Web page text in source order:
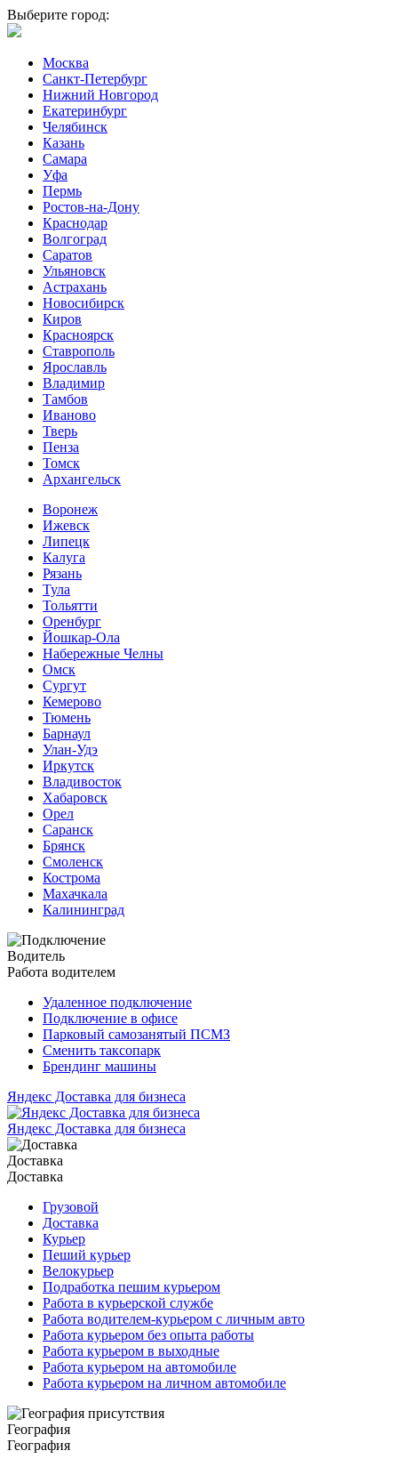
Выберите город:
Москва
Санкт-Петербург
Нижний Новгород
Екатеринбург
Челябинск
Казань
Самара
Уфа
Пермь
Ростов-на-Дону
Краснодар
Волгоград
Саратов
Ульяновск
Астрахань
Новосибирск
Киров
Красноярск
Ставрополь
Ярославль
Владимир
Тамбов
Иваново
Тверь
Пенза
Томск
Архангельск
Воронеж
Ижевск
Липецк
Калуга
Рязань
Тула
Тольятти
Оренбург
Йошкар-Ола
Набережные Челны
Омск
Сургут
Кемерово
Тюмень
Барнаул
Улан-Удэ
Иркутск
Владивосток
Хабаровск
Орел
Саранск
Брянск
Смоленск
Кострома
Махачкала
Калининград
Водитель
Работа водителем
Удаленное подключение
Подключение в офисе
Парковый самозанятый ПСМЗ
Сменить таксопарк
Брендинг машины
Яндекс Доставка для бизнеса
Яндекс Доставка для бизнеса
Доставка
Доставка
Грузовой
Доставка
Курьер
Пеший курьер
Велокурьер
Подработка пешим курьером
Работа в курьерской службе
Работа водителем-курьером с личным авто
Работа курьером без опыта работы
Работа курьером в выходные
Работа курьером на автомобиле
Работа курьером на личном автомобиле
География
География